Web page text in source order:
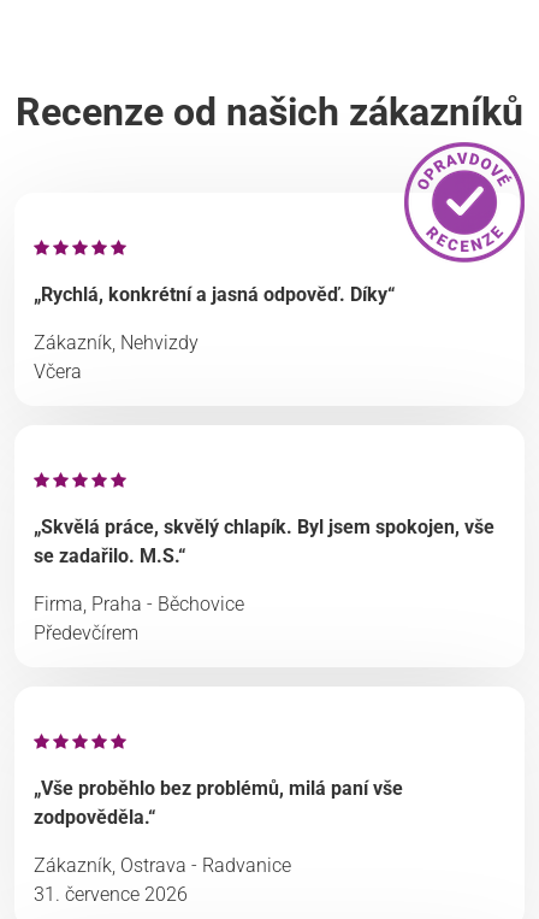
Recenze od našich zákazníků
„Rychlá, konkrétní a jasná odpověď. Díky“
Zákazník, Nehvizdy
Včera
„Skvělá práce, skvělý chlapík. Byl jsem spokojen, vše
se zadařilo. M.S.“
Firma, Praha - Běchovice
Předevčírem
„Vše proběhlo bez problémů, milá paní vše
zodpověděla.“
Zákazník, Ostrava - Radvanice
31. července 2026